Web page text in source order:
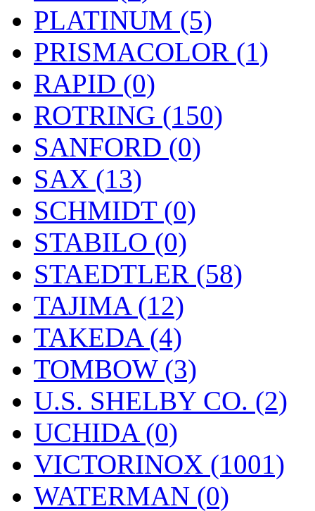
PLATINUM (5)
PRISMACOLOR (1)
RAPID (0)
ROTRING (150)
SANFORD (0)
SAX (13)
SCHMIDT (0)
STABILO (0)
STAEDTLER (58)
TAJIMA (12)
TAKEDA (4)
TOMBOW (3)
U.S. SHELBY CO. (2)
UCHIDA (0)
VICTORINOX (1001)
WATERMAN (0)